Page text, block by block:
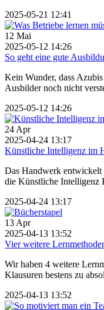
2025-05-21 12:41
12 Mai
2025-05-12 14:26
So geht eine gute
Kein Wunder, dass
Ausbilder noch nicht
2025-05-12 14:26
24 Apr
2025-04-24 13:17
Künstliche Intelligenz im
Das Handwerk entwickelt
die Künstliche Intelligenz
2025-04-24 13:17
13 Apr
2025-04-13 13:52
Vier weitere
Wir haben 4 weitere
Klausuren bestens zu
2025-04-13 13:52